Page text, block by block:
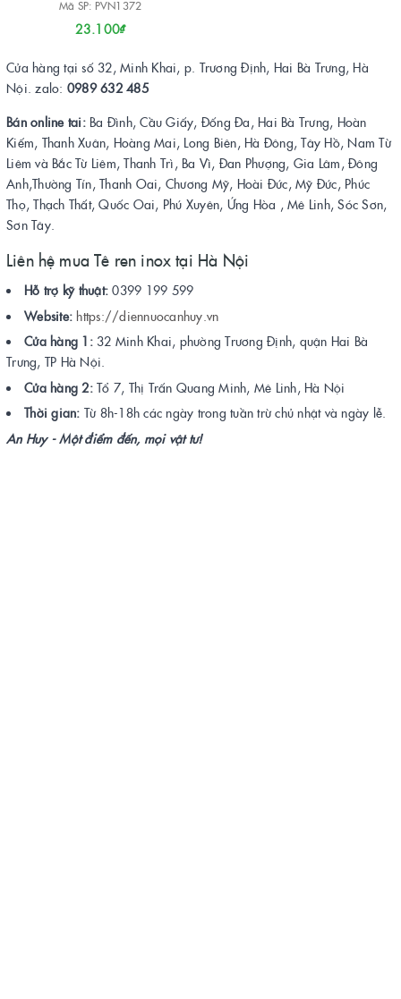
Mã SP: PVN1372
23.100₫
Cửa hàng tại số 32, Minh Khai, p. Trương Định, Hai Bà Trưng, Hà
Nội. zalo: 0989 632 485
Bán online tai: Ba Đình, Cầu Giấy, Đống Đa, Hai Bà Trưng, Hoàn
Kiếm, Thanh Xuân, Hoàng Mai, Long Biên, Hà Đông, Tây Hồ, Nam Từ
Liêm và Bắc Từ Liêm, Thanh Trì, Ba Vì, Đan Phượng, Gia Lâm, Đông
Anh,Thường Tín, Thanh Oai, Chương Mỹ, Hoài Đức, Mỹ Đức, Phúc
Thọ, Thạch Thất, Quốc Oai, Phú Xuyên, Ứng Hòa , Mê Linh, Sóc Sơn,
Sơn Tây.
Liên hệ mua Tê ren inox tại Hà Nội
Hỗ trợ kỹ thuật: 0399 199 599
Website: https://diennuocanhuy.vn
Cửa hàng 1: 32 Minh Khai, phường Trương Định, quận Hai Bà
Trưng, TP Hà Nội.
Cửa hàng 2: Tổ 7, Thị Trấn Quang Minh, Mê Linh, Hà Nội
Thời gian: Từ 8h-18h các ngày trong tuần trừ chủ nhật và ngày lễ.
An Huy - Một điểm đến, mọi vật tư!